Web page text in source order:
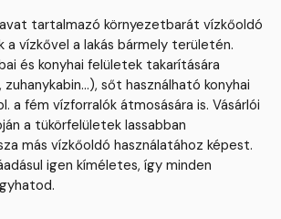
tartalmazó környezetbarát vízkőoldó
a vízkővel a lakás bármely területén.
és konyhai felületek takarítására
sőt használható konyhai
a fém vízforralók átmosására is. Vásárlói
a tükörfelületek lassabban
más vízkőoldó használatához képest.
igen kíméletes, így minden